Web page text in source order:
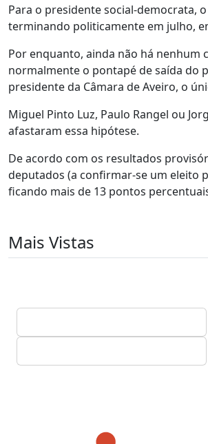
Para o presidente social-democrata,
terminando politicamente em julho,
Por enquanto, ainda não há nenhum
normalmente o pontapé de saída do
presidente da Câmara de Aveiro, o
Miguel Pinto Luz, Paulo Rangel ou
afastaram essa hipótese.
De acordo com os resultados
deputados (a confirmar-se um eleito
ficando mais de 13 pontos
Mais Vistas